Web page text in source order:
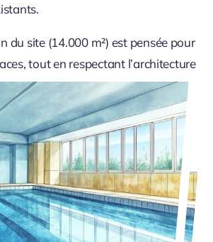
du site (14.000 m²) est pensée pour
tout en respectant l’architecture